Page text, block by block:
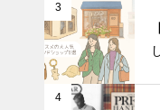
3
4